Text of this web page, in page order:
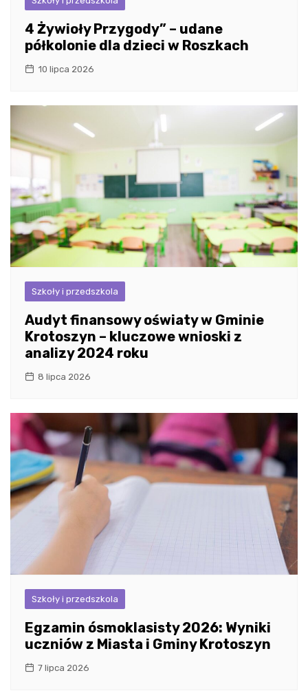
4 Żywioły Przygody” – udane
półkolonie dla dzieci w Roszkach
10 lipca 2026
Szkoły i przedszkola
Audyt finansowy oświaty w Gminie
Krotoszyn – kluczowe wnioski z
analizy 2024 roku
8 lipca 2026
Szkoły i przedszkola
Egzamin ósmoklasisty 2026: Wyniki
uczniów z Miasta i Gminy Krotoszyn
7 lipca 2026